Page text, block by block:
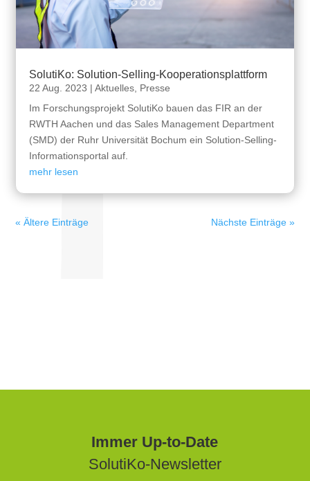
SolutiKo: Solution-Selling-Kooperationsplattform
22 Aug. 2023 |Aktuelles Presse
Im Forschungsprojekt SolutiKo bauen das FIR an der
RWTH Aachen und das Sales Management Department
(SMD) der Ruhr Universität Bochum ein Solution-Selling-
Informationsportal auf.
mehr lesen
« Ältere Einträge Nächste Einträge »
Immer Up-to-Date
SolutiKo-Newsletter